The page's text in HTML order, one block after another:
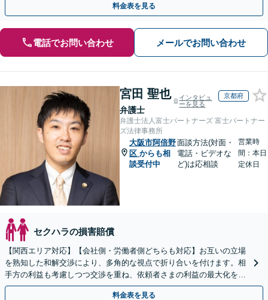
料金表を見る
電話でお問い合わせ メールでお問い合わせ
宮田 聖也
弁護士
インタビュ
ーを見る
京都府
弁護士法人富士パートナーズ 富士パートナー
ズ法律事務所
大阪市阿倍野
区 からも相
談受付中
面談方法(対面・
電話・ビデオな
ど)は応相談
営業時
間：本日
定休日
セクハラの損害賠償
【関西エリア対応】【会社側・労働者側どちらも対応】お互いの立場
を熟知した和解交渉により、多角的な視点で折り合いを付けます。相
手方の利益も考慮しつつ交渉を重ね、依頼者さまの利益の最大化を目
指す「不当解雇／労災の損害賠償請求／未払い残業代請求」
料金表を見る